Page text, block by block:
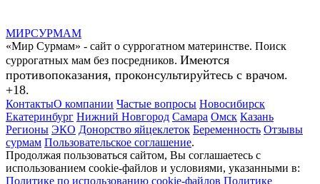
МИРСУРМАМ
«Мир Сурмам» - сайт о суррогатном материнстве. Поиск
суррогатных мам без посредников. Имеются
противопоказания, проконсультируйтесь с врачом.
+18.
КонтактыО компании Частые вопросы Новосибирск
Екатеринбург Нижний Новгород Самара Омск Казань
Регионы ЭКО Донорство яйцеклеток Беременность Отзывы
сурмам Пользовательское соглашение.
Продолжая пользоваться сайтом, Вы соглашаетесь с
использованием cookie-файлов и условиями, указанными в:
Политике по использованию cookie-файлов Политике